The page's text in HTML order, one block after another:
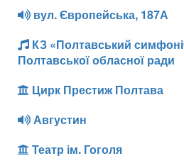
вул. Європейська, 187А
КЗ «Полтавський
Полтавської обласної ради
Цирк Престиж Полтава
Августин
Театр ім. Гоголя